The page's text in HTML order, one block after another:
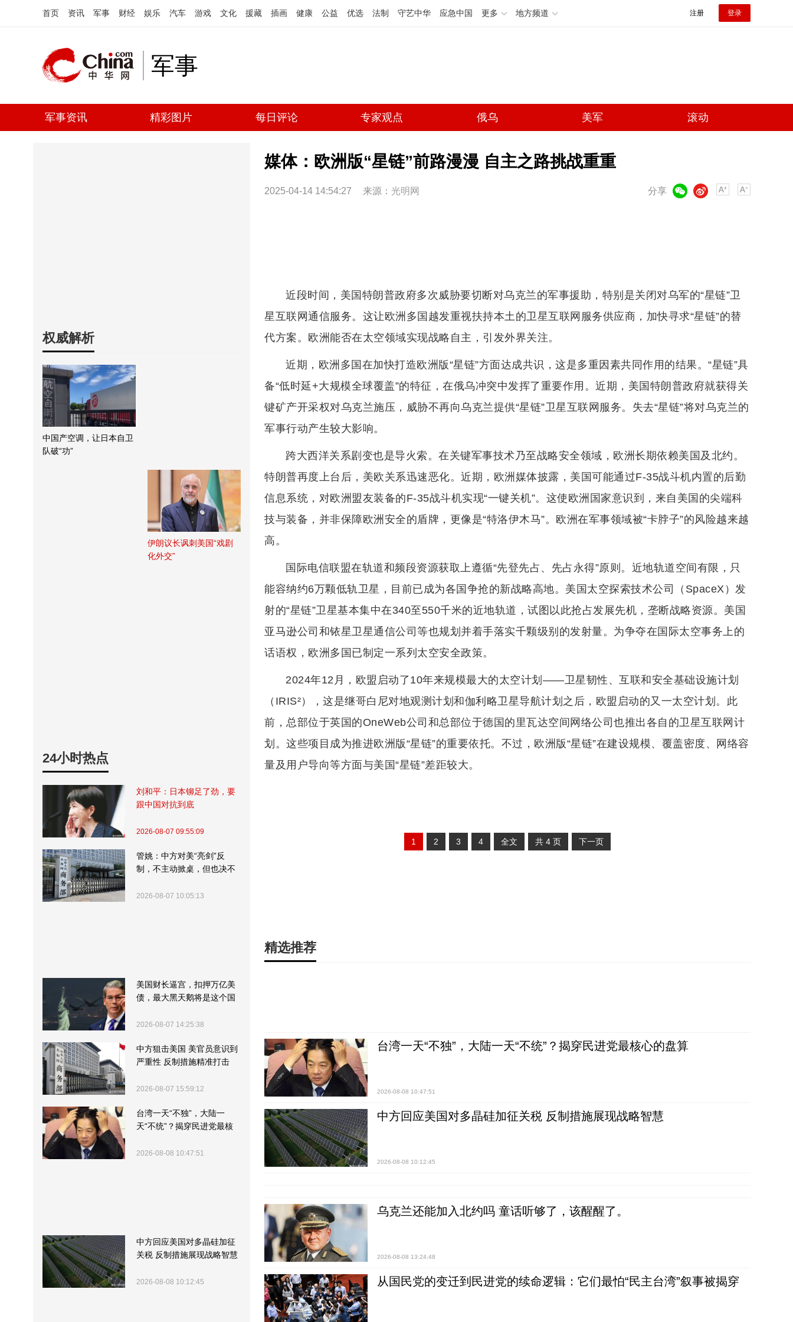
首页 资讯 军事 财经 娱乐 汽车 游戏 文化 援藏 插画 健康 公益 优选 法制 守艺中华 应急中国 更多 地方频道 注册 登录
军事
军事资讯 精彩图片 每日评论 专家观点 俄乌 美军 滚动
权威解析
中国产空调，让日本自卫
队破“功”
伊朗议长讽刺美国“戏剧
化外交”
24小时热点
刘和平：日本铆足了劲，要
跟中国对抗到底
2026-08-07 09:55:09
管姚：中方对美“亮剑”反
制，不主动掀桌，但也决不
2026-08-07 10:05:13
美国财长逼宫，扣押万亿美
债，最大黑天鹅将是这个国
2026-08-07 14:25:38
中方狙击美国 美官员意识到
严重性 反制措施精准打击
2026-08-07 15:59:12
台湾一天“不独”，大陆一
天“不统”？揭穿民进党最核
2026-08-08 10:47:51
中方回应美国对多晶硅加征
关税 反制措施展现战略智慧
2026-08-08 10:12:45
媒体：欧洲版“星链”前路漫漫 自主之路挑战重重
2025-04-14 14:54:27 来源： 光明网 分享
微博
近段时间，美国特朗普政府多次威胁要切断对乌克兰的军事援助，特别是关闭对乌军的“星链”卫
星互联网通信服务。这让欧洲多国越发重视扶持本土的卫星互联网服务供应商，加快寻求“星链”的替
代方案。欧洲能否在太空领域实现战略自主，引发外界关注。
近期，欧洲多国在加快打造欧洲版“星链”方面达成共识，这是多重因素共同作用的结果。“星链”具
备“低时延+大规模全球覆盖”的特征，在俄乌冲突中发挥了重要作用。近期，美国特朗普政府就获得关
键矿产开采权对乌克兰施压，威胁不再向乌克兰提供“星链”卫星互联网服务。失去“星链”将对乌克兰的
军事行动产生较大影响。
跨大西洋关系剧变也是导火索。在关键军事技术乃至战略安全领域，欧洲长期依赖美国及北约。
特朗普再度上台后，美欧关系迅速恶化。近期，欧洲媒体披露，美国可能通过F-35战斗机内置的后勤
信息系统，对欧洲盟友装备的F-35战斗机实现“一键关机”。这使欧洲国家意识到，来自美国的尖端科
技与装备，并非保障欧洲安全的盾牌，更像是“特洛伊木马”。欧洲在军事领域被“卡脖子”的风险越来越
高。
国际电信联盟在轨道和频段资源获取上遵循“先登先占、先占永得”原则。近地轨道空间有限，只
能容纳约6万颗低轨卫星，目前已成为各国争抢的新战略高地。美国太空探索技术公司（SpaceX）发
射的“星链”卫星基本集中在340至550千米的近地轨道，试图以此抢占发展先机，垄断战略资源。美国
亚马逊公司和铱星卫星通信公司等也规划并着手落实千颗级别的发射量。为争夺在国际太空事务上的
话语权，欧洲多国已制定一系列太空安全政策。
2024年12月，欧盟启动了10年来规模最大的太空计划——卫星韧性、互联和安全基础设施计划
（IRIS²），这是继哥白尼对地观测计划和伽利略卫星导航计划之后，欧盟启动的又一太空计划。此
前，总部位于英国的OneWeb公司和总部位于德国的里瓦达空间网络公司也推出各自的卫星互联网计
划。这些项目成为推进欧洲版“星链”的重要依托。不过，欧洲版“星链”在建设规模、覆盖密度、网络容
量及用户导向等方面与美国“星链”差距较大。
1 2 3 4 全文 共 4 页 下一页
精选推荐
台湾一天“不独”，大陆一天“不统”？揭穿民进党最核心的盘算
2026-08-08 10:47:51
中方回应美国对多晶硅加征关税 反制措施展现战略智慧
2026-08-08 10:12:45
乌克兰还能加入北约吗 童话听够了，该醒醒了。
2026-08-08 13:24:48
从国民党的变迁到民进党的续命逻辑：它们最怕“民主台湾”叙事被揭穿